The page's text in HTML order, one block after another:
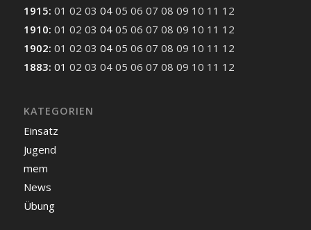
1915: 01 02 03 04 05 06 07 08 09 10 11 12
1910: 01 02 03 04 05 06 07 08 09 10 11 12
1902: 01 02 03 04 05 06 07 08 09 10 11 12
1883: 01 02 03 04 05 06 07 08 09 10 11 12
KATEGORIEN
Einsatz
Jugend
mem
News
Übung